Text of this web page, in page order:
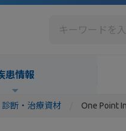
患情報
診断・治療資材 One Point